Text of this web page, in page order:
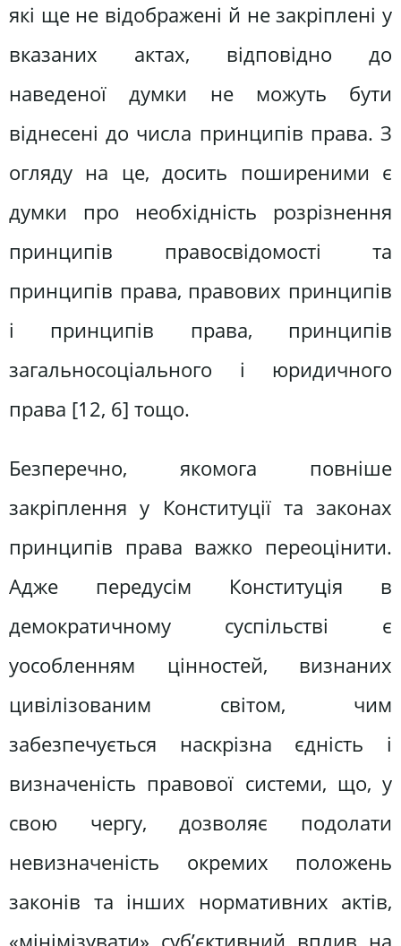
які ще не відображені й не закріплені у
вказаних актах, відповідно до
наведеної думки не можуть бути
віднесені до числа принципів права. З
огляду на це, досить поширеними є
думки про необхідність розрізнення
принципів правосвідомості та
принципів права, правових принципів
і принципів права, принципів
загальносоціального і юридичного
права [12, 6] тощо.
Безперечно, якомога повніше
закріплення у Конституції та законах
принципів права важко переоцінити.
Адже передусім Конституція в
демократичному суспільстві є
уособленням цінностей, визнаних
цивілізованим світом, чим
забезпечується наскрізна єдність і
визначеність правової системи, що, у
свою чергу, дозволяє подолати
невизначеність окремих положень
законів та інших нормативних актів,